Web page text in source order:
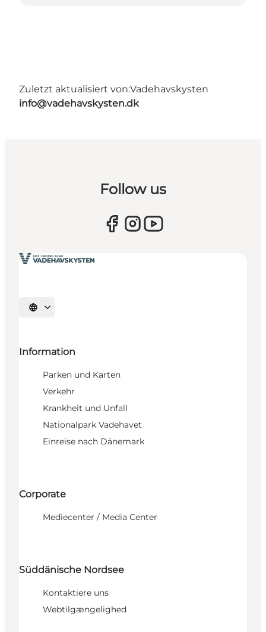
Zuletzt aktualisiert von:Vadehavskysten
info@vadehavskysten.dk
Follow us
Sprache auswählen
Information
Parken und Karten
Verkehr
Krankheit und Unfall
Nationalpark Vadehavet
Einreise nach Dänemark
Corporate
Mediecenter / Media Center
Süddänische Nordsee
Kontaktiere uns
Webtilgængelighed